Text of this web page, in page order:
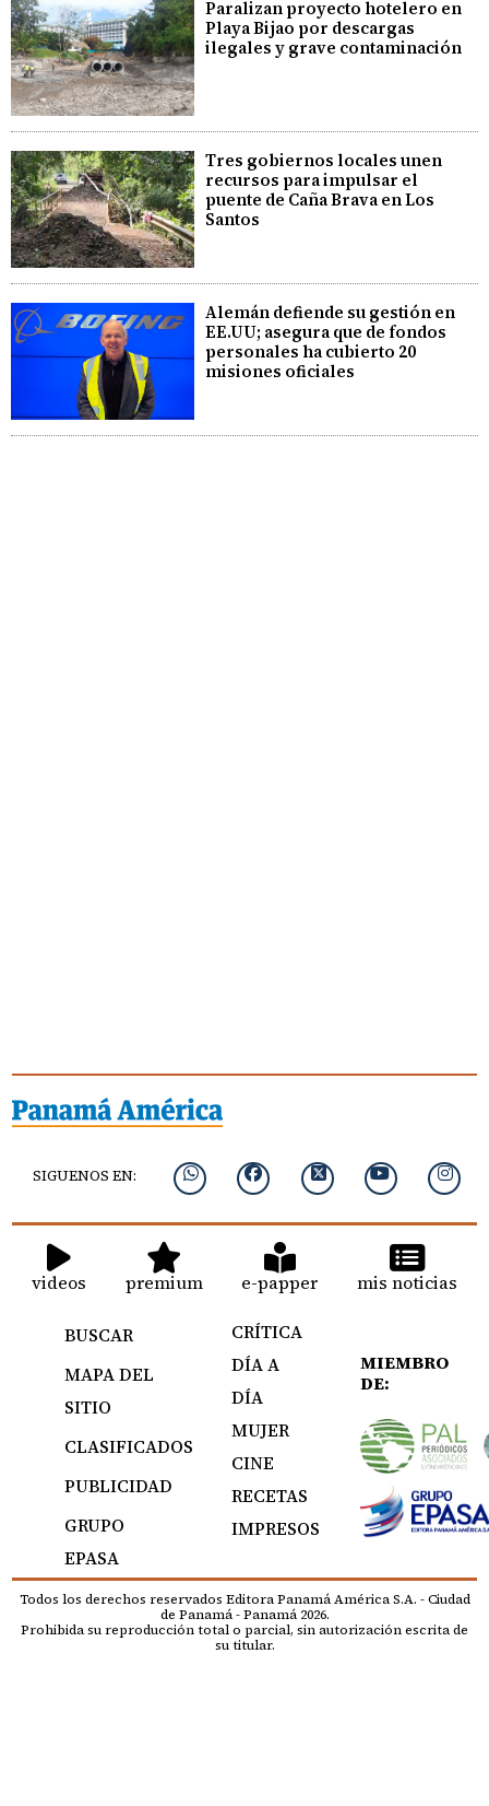
Paralizan proyecto hotelero en
Playa Bijao por descargas
ilegales y grave contaminación
Tres gobiernos locales unen
recursos para impulsar el
puente de Caña Brava en Los
Santos
Alemán defiende su gestión en
EE.UU; asegura que de fondos
personales ha cubierto 20
misiones oficiales
SIGUENOS EN:
videos premium e-papper mis noticias
BUSCAR
MAPA DEL
SITIO
CLASIFICADOS
PUBLICIDAD
GRUPO
EPASA
CRÍTICA
DÍA A
DÍA
MUJER
CINE
RECETAS
IMPRESOS
MIEMBRO
DE:
Todos los derechos reservados Editora Panamá América S.A. - Ciudad
de Panamá - Panamá 2026.
Prohibida su reproducción total o parcial, sin autorización escrita de
su titular.